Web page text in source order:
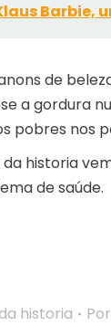
Barbie,
de
a gordura
pobres nos
historia
de saúde.
historia Por